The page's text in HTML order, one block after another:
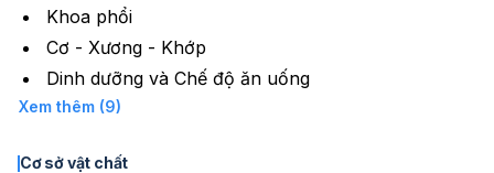
Khoa phổi
Cơ - Xương - Khớp
Dinh dưỡng và Chế độ ăn uống
Xem thêm (9)
Cơ sở vật chất